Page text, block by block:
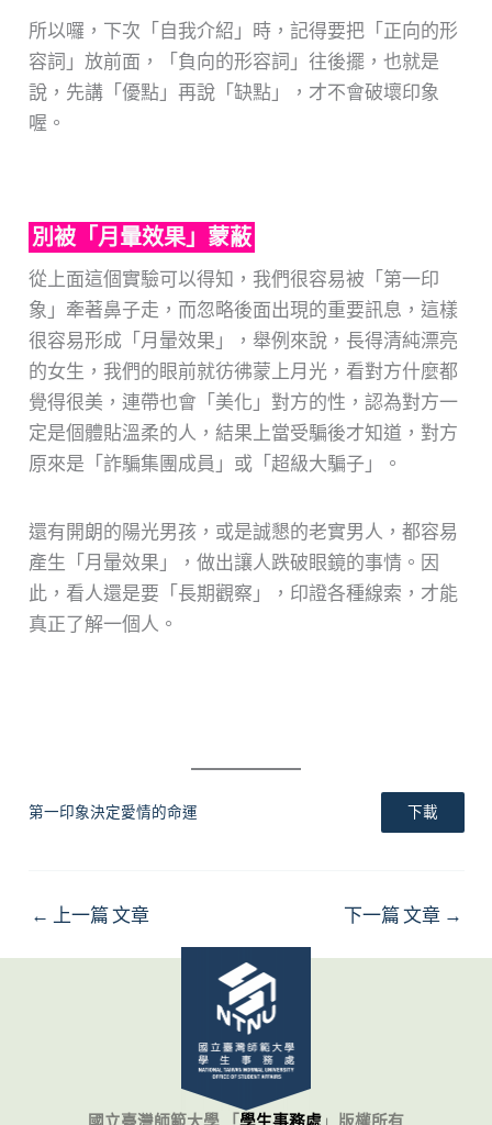
所以囉，下次「自我介紹」時，記得要把「正向的形
容詞」放前面，「負向的形容詞」往後擺，也就是
說，先講「優點」再說「缺點」，才不會破壞印象
喔。
別被「月暈效果」蒙蔽
從上面這個實驗可以得知，我們很容易被「第一印
象」牽著鼻子走，而忽略後面出現的重要訊息，這樣
很容易形成「月暈效果」，舉例來說，長得清純漂亮
的女生，我們的眼前就彷彿蒙上月光，看對方什麼都
覺得很美，連帶也會「美化」對方的性，認為對方一
定是個體貼溫柔的人，結果上當受騙後才知道，對方
原來是「詐騙集團成員」或「超級大騙子」。
還有開朗的陽光男孩，或是誠懇的老實男人，都容易
產生「月暈效果」，做出讓人跌破眼鏡的事情。因
此，看人還是要「長期觀察」，印證各種線索，才能
真正了解一個人。
第一印象決定愛情的命運 下載
← 上一篇 文章 下一篇 文章 →